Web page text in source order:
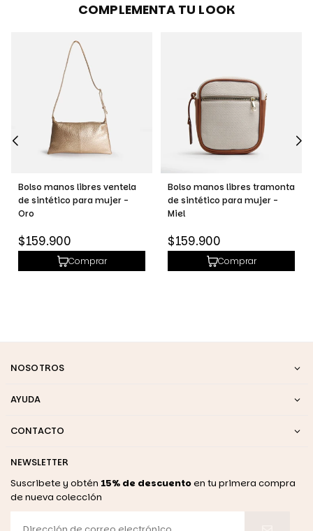
COMPLEMENTA TU LOOK
Bolso manos libres ventela
de sintético para mujer -
Oro
Precio
habitual
$159.900
Comprar
Bolso manos libres tramonta
de sintético para mujer -
Miel
Precio
habitual
$159.900
Comprar
NOSOTROS
AYUDA
CONTACTO
NEWSLETTER
Suscribete y obtén 15% de descuentoen tu primera compra
de nueva colección